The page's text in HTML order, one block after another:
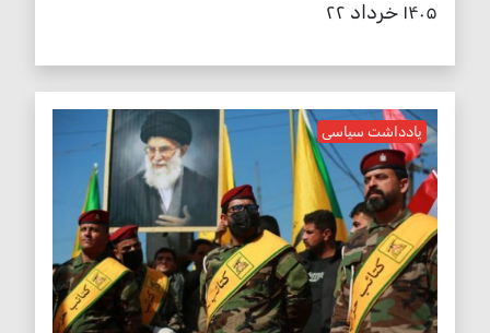
۱۴۰۵ خرداد ۲۲
یادداشت سیاسی